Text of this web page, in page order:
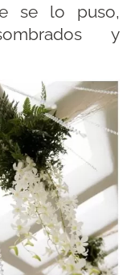
se lo puso,
y